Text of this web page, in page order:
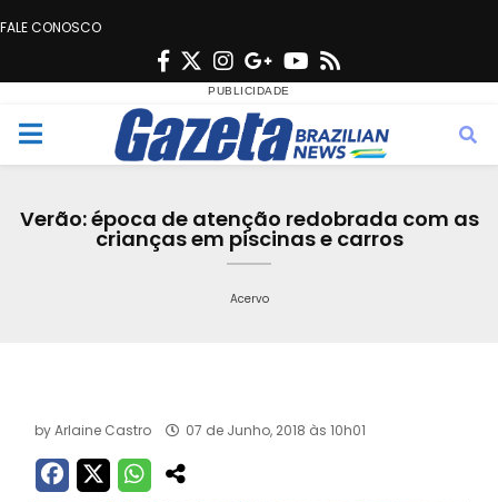
FALE CONOSCO
F
c
e
o
T
w
i
t
e
n
s
t
g
r
a
G
o
o
g
e
Y
u
t
b
s
M
Verão: época de atenção redobrada com as
crianças em piscinas e carros
Acervo
byArlaine Castro 07 de Junho, 2018 às 10h01